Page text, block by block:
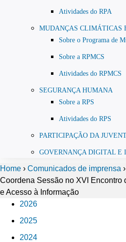
Atividades do RPA
MUDANÇAS CLIMÁTICAS
Sobre o Programa de
Sobre a RPMCS
Atividades do RPMCS
SEGURANÇA HUMANA
Sobre a RPS
Atividades do RPS
PARTICIPAÇÃO DA
GOVERNANÇA DIGITAL
Home › Comunicados de imprensa ›
Coordena Sessão no XVI Encontro
e Acesso à Informação
2026
2025
2024